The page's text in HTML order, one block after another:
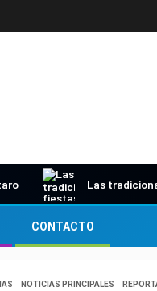
Las
CONTACTO
NOTICIAS PRINCIPALES